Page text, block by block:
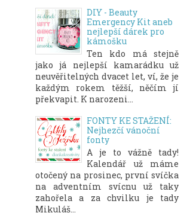
DIY - Beauty
Emergency Kit aneb
nejlepší dárek pro
kámošku
Ten kdo má stejně
jako já nejlepší kamarádku už
neuvěřitelných dvacet let, ví, že je
každým rokem těžší, něčím jí
překvapit. K narozeni...
FONTY KE STAŽENÍ:
Nejhezčí vánoční
fonty
A je to vážně tady!
Kalendář už máme
otočený na prosinec, první svíčka
na adventním svícnu už taky
zahořela a za chvilku je tady
Mikuláš...